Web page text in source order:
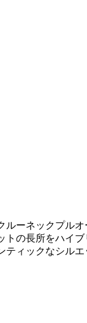
ーネックプル
の長所をハイ
ィックなシル